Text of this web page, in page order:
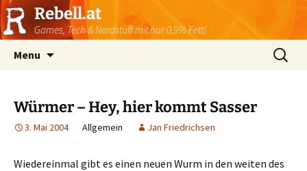
Rebell.at
Games, Tech & Nerdstuff mit nur 0,9% Fett!
Menu
Suchen
nach:
Würmer – Hey, hier kommt Sasser
3. Mai 2004 Allgemein Jan Friedrichsen
Wiedereinmal gibt es einen neuen Wurm in den weiten des